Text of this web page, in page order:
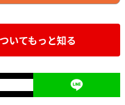
いてもっと知る